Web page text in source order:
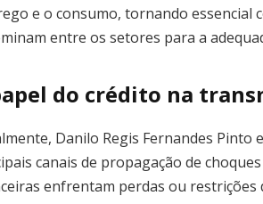
e o consumo, tornando essencial
entre os setores para a
do crédito na
Danilo Regis Fernandes Pinto
canais de propagação de
enfrentam perdas ou